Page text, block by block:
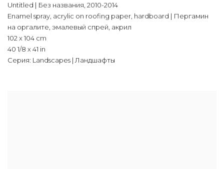
Untitled | Без названия, 2010-2014
Enamel spray, acrylic on roofing paper, hardboard | Пергамин
на оргалите, эмалевый спрей, акрил
102 x 104 cm
40 1/8 x 41 in
Серия: Landscapes | Ландшафты